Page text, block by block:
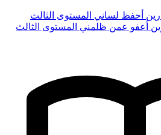
أحفظ لساني المستوى الثالث
أعفو عمن ظلمني المستوى الثالث